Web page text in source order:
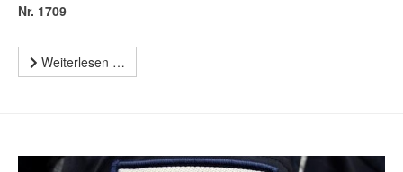
Nr. 1709
Weiterlesen …